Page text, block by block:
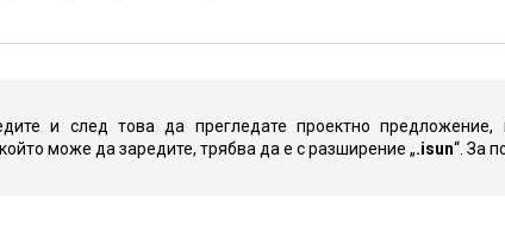
и след това да прегледате проектно
може да заредите, трябва да е с разширение „.isun“. За